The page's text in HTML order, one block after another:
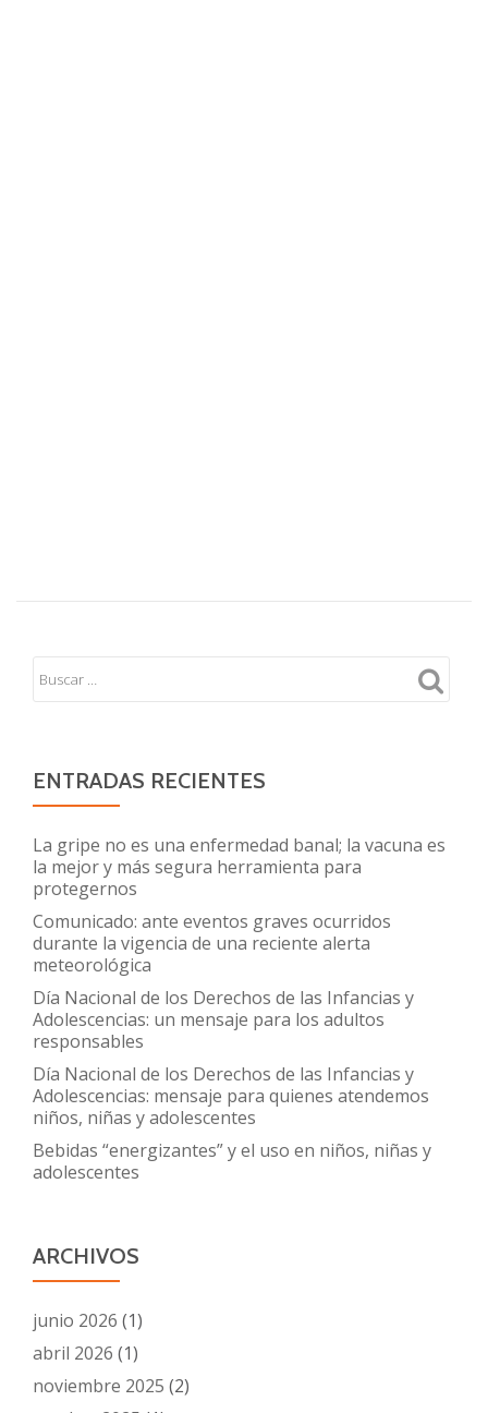
ENTRADAS RECIENTES
La gripe no es una enfermedad banal; la vacuna es
la mejor y más segura herramienta para
protegernos
Comunicado: ante eventos graves ocurridos
durante la vigencia de una reciente alerta
meteorológica
Día Nacional de los Derechos de las Infancias y
Adolescencias: un mensaje para los adultos
responsables
Día Nacional de los Derechos de las Infancias y
Adolescencias: mensaje para quienes atendemos
niños, niñas y adolescentes
Bebidas “energizantes” y el uso en niños, niñas y
adolescentes
ARCHIVOS
junio 2026 (1)
abril 2026 (1)
noviembre 2025 (2)